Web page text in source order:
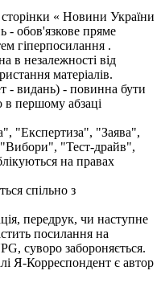
сторінки « Новини України
- обов'язкове пряме
гіперпосилання .
в незалежності від
матеріалів.
- видань) - повинна бути
в першому абзаці
"Експертиза", "Заява",
"Тест-драйв",
на правах
спільно з
передрук, чи наступне
посилання на
суворо забороняється.
Я-Корреспондент є автор